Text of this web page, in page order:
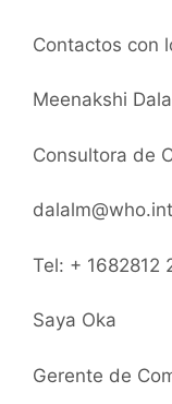
Contactos con
Meenakshi
Consultora de
dalalm@who.int
Tel: + 1682812
Saya Oka
Gerente de